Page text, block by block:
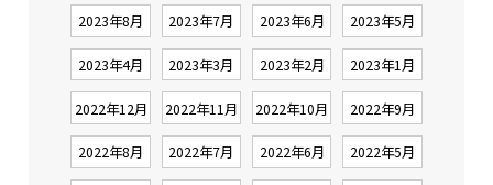
2023年8月 2023年7月 2023年6月 2023年5月
2023年4月 2023年3月 2023年2月 2023年1月
2022年12月 2022年11月 2022年10月 2022年9月
2022年8月 2022年7月 2022年6月 2022年5月